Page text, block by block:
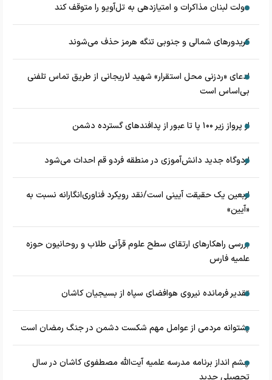
دولت لبنان مذاکرات و امتیازدهی به تل‌آویو را متوقف کند
کریدورهای شمالی و جنوبی تنگه هرمز حذف می‌شوند
ادعای «ردزنی محل استقرار» شهید لاریجانی از طریق تماس تلفنی
بی‌اساس است
از پرواز زیر ۱۰۰ پا تا عبور از پدافند‌های گسترده دشمن
اردوگاه جدید دانش‌آموزی در منطقه فردو قم احداث می‌شود
اربعین یک حقیقت آیینی است/نقد رویکرد فناوری‌انگارانه نسبت به
«آیین»
بررسی راهکارهای ارتقای سطح علوم قرآنی طلاب و روحانیون حوزه
علمیه فارس
تقدیر فرمانده نیروی هوافضای سپاه از بسیجیان کاشان
پشتوانه مردمی از عوامل مهم شکست دشمن در جنگ رمضان است
چشم‌ انداز برنامه مدرسه علمیه آیت‌الله مصطفوی کاشان در سال
تحصیلی جدید